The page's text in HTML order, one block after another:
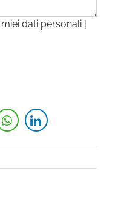
dati personali |